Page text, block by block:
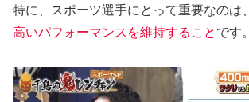
特に、スポーツ選手にとって重要なのは、
高いパフォーマンスを維持すること です。